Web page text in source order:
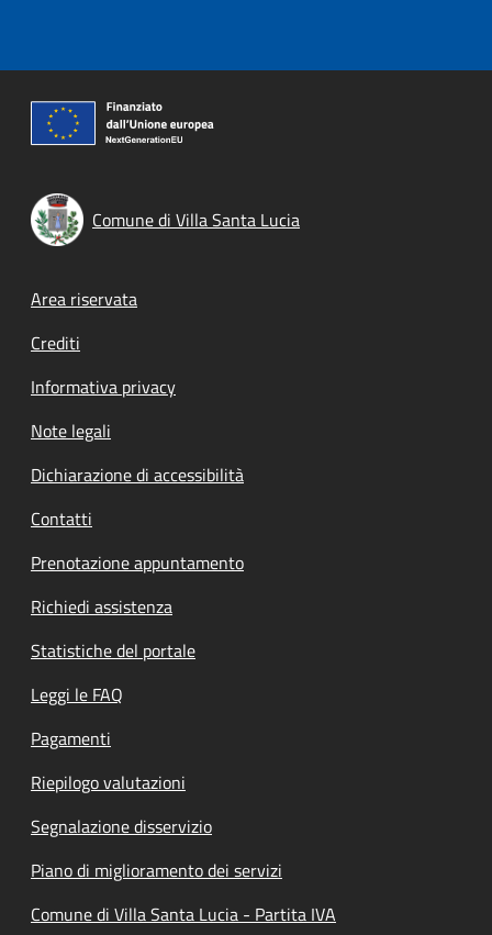
Comune di Villa Santa Lucia
Footer menu
Area riservata
Crediti
Informativa privacy
Note legali
Dichiarazione di accessibilità
Contatti
Prenotazione appuntamento
Richiedi assistenza
Statistiche del portale
Leggi le FAQ
Pagamenti
Riepilogo valutazioni
Segnalazione disservizio
Piano di miglioramento dei servizi
Comune di Villa Santa Lucia - Partita IVA